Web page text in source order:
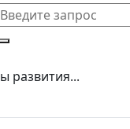
развития...